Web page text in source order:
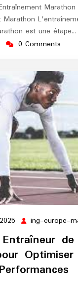
Marathon
Marathon
est une étape…
0 Comments
06
mai
2025
ing-europe-
Performances